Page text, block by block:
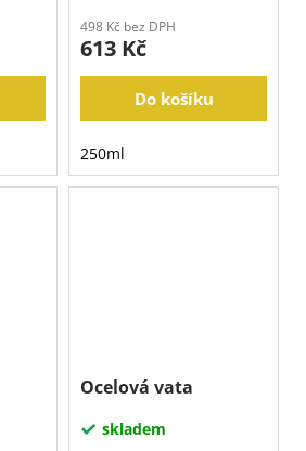
498 Kč bez DPH
613 Kč
Do košíku
250ml
Ocelová vata
skladem